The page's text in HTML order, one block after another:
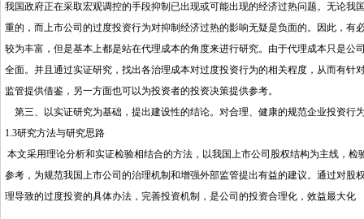
我国政府正在采取宏观调控的手段抑制已出现或可能出现的经济过热问题。无论
重的，而上市公司的过度投资行为对抑制经济过热的影响无疑是负面的。因此，
较为丰富，但是基本上都是站在代理成本的角度来进行研究。由于代理成本只是
全面。并且通过实证研究，找出各治理成本对过度投资行为的相关程度，从而有
监管提供借鉴，另一方面也可以为投资者的投资决策提供参考。
第三、以实证研究为基础，提出建设性的结论。对合理、健康的规范企业投资行
1.3研究方法与研究思路
本文采用理论分析和实证检验相结合的方法，以我国上市公司股权结构为主线，
参考，为规范我国上市公司的治理机制和增强外部监管提出有益的建议。通过对
理导致的过度投资的具体办法，完善投资机制，是公司的投资合理化，效益最大化